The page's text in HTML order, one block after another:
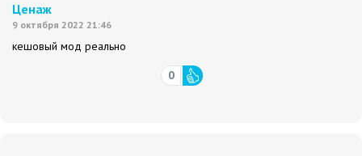
Ценаж
9 октября 2022 21:46
кешовый мод реально
0